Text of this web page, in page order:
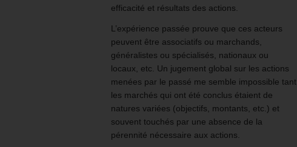
efficacité et résultats des actions.
L’expérience passée prouve que ces acteurs
peuvent être associatifs ou marchands,
généralistes ou spécialisés, nationaux ou
locaux, etc. Un jugement global sur les actions
menées par le passé me semble impossible tant
les marchés qui ont été conclus étaient de
natures variées (objectifs, montants, etc.) et
souvent touchés par une absence de la
pérennité nécessaire aux actions.